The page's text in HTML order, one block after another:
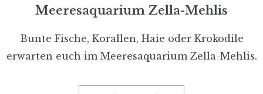
Meeresaquarium Zella-Mehlis
Bunte Fische, Korallen, Haie oder Krokodile
erwarten euch im Meeresaquarium Zella-Mehlis.